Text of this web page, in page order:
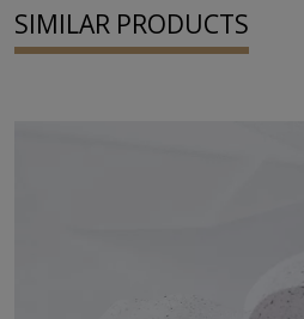
SIMILAR PRODUCTS